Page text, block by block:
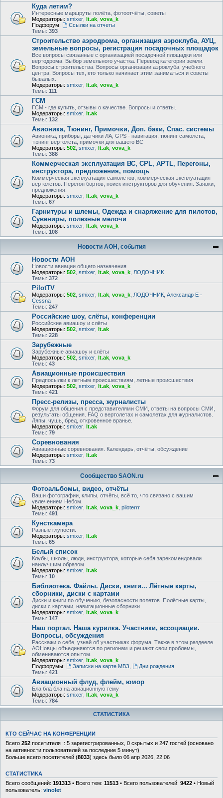
Куда летим?
Интересные маршруты полёта, фотоотчёты, советы
Модераторы: smixer lt.ak vova_k
Подфорум:
Ссылки на отчеты
Темы: 393
Строительство аэродрома, организация аэроклуба, АУЦ,
земельные вопросы, регистрация посадочных площадок
Все вопросы связанные с организацией посадочной площадки или
вертодрома. Выбор земельного участка. Перевод категории земли.
Вопросы строительства. Вопросы организации аэроклуба, учебного
центра. Вопросы тех, кто только начинает этим заниматься и советы
бывалых.
Модераторы: smixer lt.ak vova_k
Темы: 111
ГСМ
ГСМ - где купить, отзывы о качестве. Вопросы и ответы.
Модераторы: smixer lt.ak
Темы: 132
Авионика, Тюнинг, Примочки, Доп. баки, Спас. системы
Авионика, приборы, датчики ЛА, GPS - навигация, тюнинг самолета,
тюнинг вертолета, примочки для вашего ВС
Модераторы: 502 smixer lt.ak vova_k
Темы: 388
Коммерческая эксплуатация ВС, CPL, APTL, Перегоны,
инструктора, предложения, помощь
Коммерческая эксплуатация самолетов, коммерческая эксплуатация
вертолетов. Перегон бортов, поиск инструкторов для обучения. Заявки,
предложения.
Модераторы: smixer lt.ak vova_k
Темы: 67
Гарнитуры и шлемы, Одежда и снаряжение для пилотов,
Сувениры, полезные мелочи
Модераторы: smixer lt.ak vova_k
Темы: 108
Новости АОН, события
Новости АОН
Новости авиации общего назначения
Модераторы: 502 smixer lt.ak vova_k ЛОДОЧНИК
Темы: 372
PilotTV
Модераторы: 502 smixer lt.ak vova_k ЛОДОЧНИК Александр E -
Cessna
Темы: 247
Российские шоу, слёты, конференции
Российские авиашоу и слёты
Модераторы: 502 smixer lt.ak
Темы: 228
Зарубежные
Зарубежные авиашоу и слёты
Модераторы: 502 smixer lt.ak vova_k
Темы: 43
Авиационные происшествия
Предпосылки к летным происшествиям, летные происшествия
Модераторы: 502 smixer lt.ak vova_k
Темы: 421
Пресс-релизы, пресса, журналисты
Форум для общения с представителями СМИ, ответы на вопросы СМИ,
результаты общения. FAQ о вертолетах и самолетах для журналистов.
Ляпы, чушь, бред, откровенное вранье.
Модераторы: smixer lt.ak
Темы: 79
Соревнования
Авиационные соревнования. Календарь, отчёты, обсуждение
Модераторы: smixer lt.ak
Темы: 73
Сообщество SAON.ru
Фотоальбомы, видео, отчёты
Ваши фотографии, клипы, отчёты, всё то, что связано с вашим
увлечением Небом.
Модераторы: smixer lt.ak vova_k piloterrr
Темы: 491
Кунсткамера
Разные глупости.
Модераторы: smixer lt.ak
Темы: 65
Белый список
Клубы, школы, люди, инструктора, которые себя зарекомендовали
наилучшим образом.
Модераторы: smixer lt.ak
Темы: 10
Библиотека. Файлы. Диски, книги... Лётные карты,
сборники, диски с картами
Диски и книги по обучению, безопасности полетов. Полётные карты,
диски с картами, навигационные сборники
Модераторы: smixer lt.ak vova_k
Темы: 147
Наш портал. Наша курилка. Участники, ассоциации.
Вопросы, обсуждения
Расскажи о себе, узнай об участниках форума. Также в этом раздееле
АОНовцы объединяются по регионам и решают свои проблемы,
обмениваются опытом.
Модераторы: smixer lt.ak vova_k
Подфорумы:
Записки на карте МВЗ
Дни рождения
Темы: 421
Авиационный флуд, флейм, юмор
Бла бла бла на авиационную тему
Модераторы: smixer lt.ak vova_k
Темы: 784
СТАТИСТИКА
КТО СЕЙЧАС НА КОНФЕРЕНЦИИ
Всего 252 посетителя :: 5 зарегистрированных, 0 скрытых и 247 гостей (основано
на активности пользователей за последние 5 минут)
Больше всего посетителей (8033) здесь было 06 апр 2026, 22:06
СТАТИСТИКА
Всего сообщений: 191313 • Всего тем: 11513 • Всего пользователей: 9422 • Новый
пользователь: vinolet